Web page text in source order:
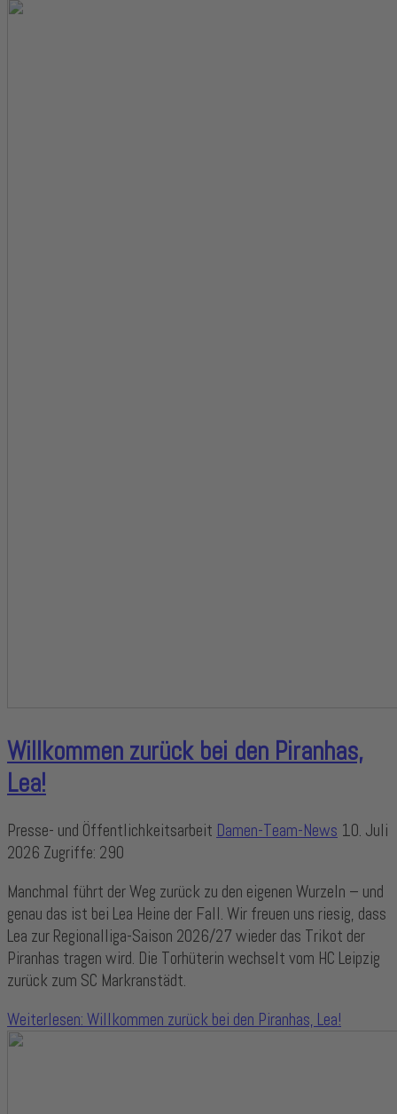
Willkommen zurück bei den Piranhas,
Lea!
Presse- und Öffentlichkeitsarbeit Damen-Team-News 10. Juli
2026 Zugriffe: 290
Manchmal führt der Weg zurück zu den eigenen Wurzeln – und
genau das ist bei Lea Heine der Fall. Wir freuen uns riesig, dass
Lea zur Regionalliga-Saison 2026/27 wieder das Trikot der
Piranhas tragen wird. Die Torhüterin wechselt vom HC Leipzig
zurück zum SC Markranstädt.
Weiterlesen: Willkommen zurück bei den Piranhas, Lea!